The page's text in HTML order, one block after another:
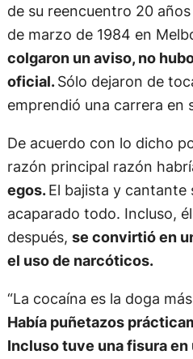
de su reencuentro 20
de marzo de 1984 en
colgaron un aviso, no
oficial.Sólo dejaron de
emprendió una carrera en
De acuerdo con lo dicho
razón principal razón
egos.El bajista y cantante
acaparado todo. Incluso,
después, se convirtió en
el uso de narcóticos.
“La cocaína es la doga
Había puñetazos
Incluso tuve una fisura